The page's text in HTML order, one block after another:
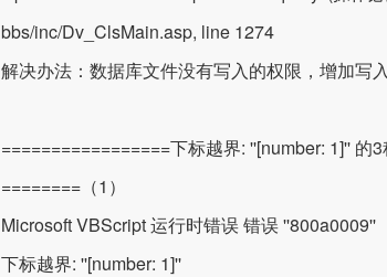
bbs/inc/Dv_ClsMain.asp, line 1274
解决办法：数据库文件没有写入的权限，增加写
=================下标越界: ''[number: 1]'' 的
========（1）
Microsoft VBScript 运行时错误 错误 ''800a0009''
下标越界: ''[number: 1]''